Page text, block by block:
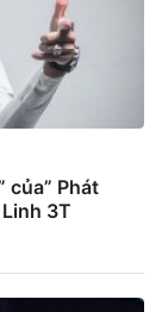
của” Phát
3T